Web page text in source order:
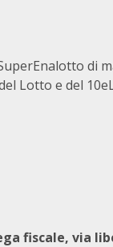
di
Lotto e del
fiscale, via